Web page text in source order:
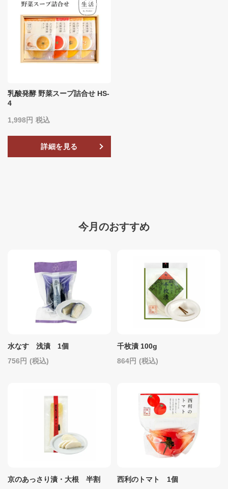
乳酸発酵 野菜スープ詰合せ HS-
4
1,998 税込
詳細を見る
今月のおすすめ
水なす 浅漬 1個
756
(税込)
千枚漬 100g
864
(税込)
京のあっさり漬・大根 半割
西利のトマト 1個